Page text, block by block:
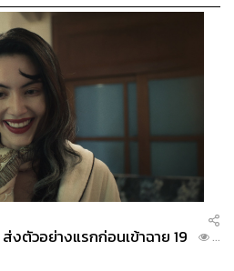
งตัวอย่างแรกก่อนเข้าฉาย 19
...